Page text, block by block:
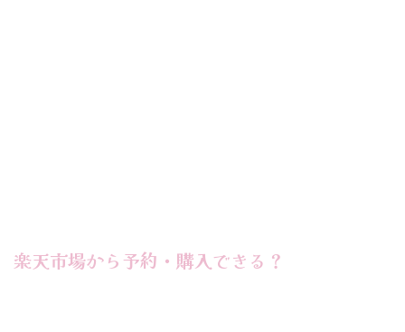
楽天市場から予約・購入できる？